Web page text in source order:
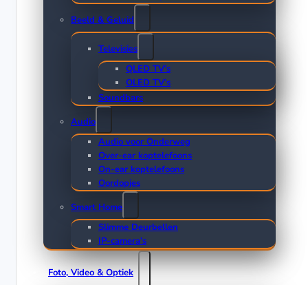
Beeld & Geluid
Televisies
QLED TV’s
OLED TV’s
Soundbars
Audio
Audio voor Onderweg
Over-ear koptelefoons
On-ear koptelefoons
Oordopjes
Smart Home
Slimme Deurbellen
IP-camera’s
Foto, Video & Optiek